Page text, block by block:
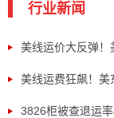
行业新闻
美线运价大反弹！
对？
美线运费狂飙！
保住利润？
3826柜被查退运